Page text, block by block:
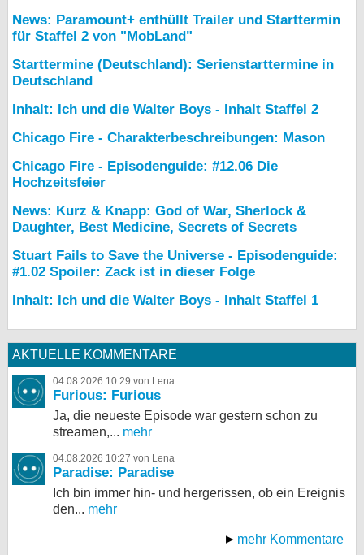
News: Paramount+ enthüllt Trailer und Starttermin
für Staffel 2 von "MobLand"
Starttermine (Deutschland): Serienstarttermine in
Deutschland
Inhalt: Ich und die Walter Boys - Inhalt Staffel 2
Chicago Fire - Charakterbeschreibungen: Mason
Chicago Fire - Episodenguide: #12.06 Die
Hochzeitsfeier
News: Kurz & Knapp: God of War, Sherlock &
Daughter, Best Medicine, Secrets of Secrets
Stuart Fails to Save the Universe - Episodenguide:
#1.02 Spoiler: Zack ist in dieser Folge
Inhalt: Ich und die Walter Boys - Inhalt Staffel 1
AKTUELLE KOMMENTARE
04.08.2026 10:29 von Lena
Furious: Furious
Ja, die neueste Episode war gestern schon zu
streamen,... mehr
04.08.2026 10:27 von Lena
Paradise: Paradise
Ich bin immer hin- und hergerissen, ob ein Ereignis
den... mehr
mehr Kommentare